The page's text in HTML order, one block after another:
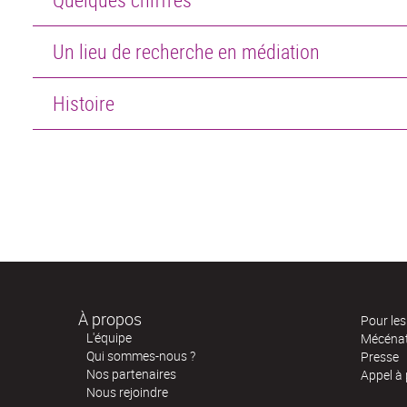
Un lieu de recherche en médiation
Histoire
À propos
L'équipe
Qui sommes-nous ?
Nos partenaires
Nous rejoindre
Pour
Presse
Appel à